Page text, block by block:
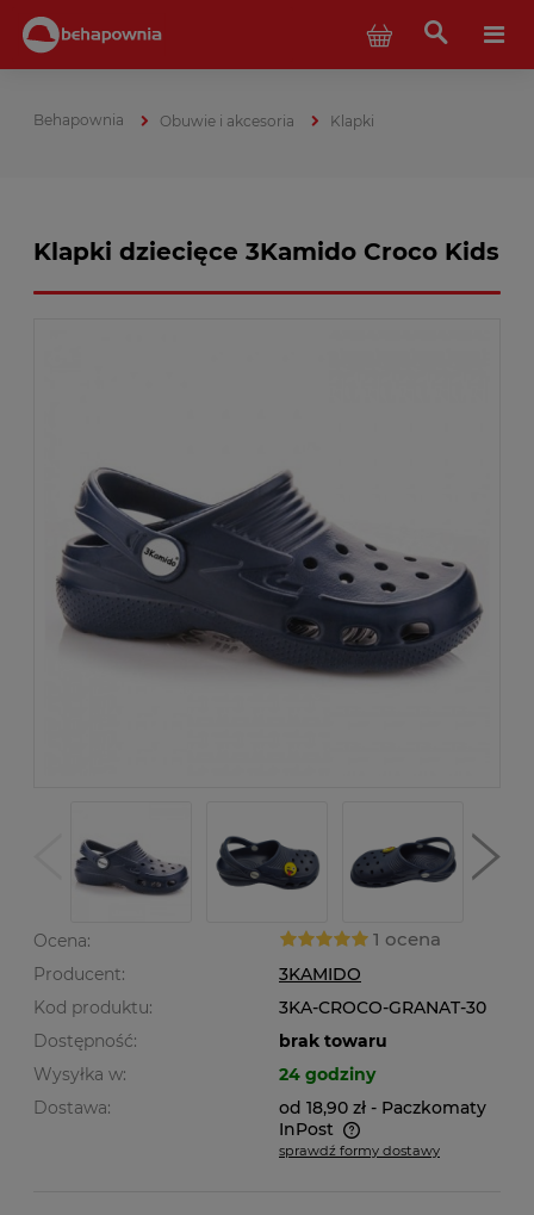
Obuwie i akcesoria Klapki
Klapki dziecięce 3Kamido Croco Kids
Ocena: 1 ocena
Producent:
3KAMIDO
Kod produktu:
3KA-CROCO-GRANAT-30
Dostępność:
brak towaru
Wysyłka w:
24 godziny
Dostawa:
od 18,90 zł - Paczkomaty
InPost
Cena nie zawiera ewentualnych kosztów płatności
sprawdź formy dostawy